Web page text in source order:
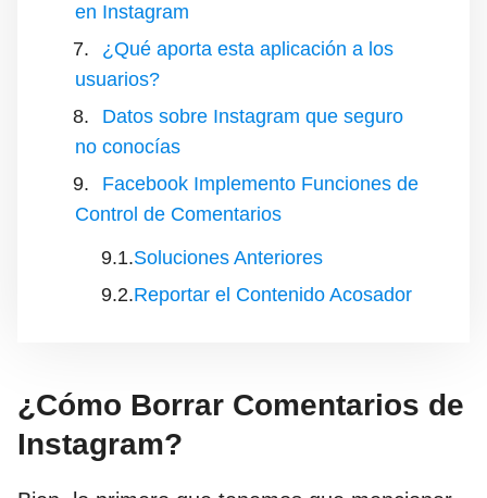
en Instagram
¿Qué aporta esta aplicación a los
usuarios?
Datos sobre Instagram que seguro
no conocías
Facebook Implemento Funciones de
Control de Comentarios
Soluciones Anteriores
Reportar el Contenido Acosador
¿Cómo Borrar Comentarios de
Instagram?